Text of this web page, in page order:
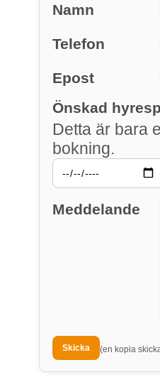
Namn
Telefon
Epost
Önskad
Detta är bara
bokning.
Meddelande
(en kopia